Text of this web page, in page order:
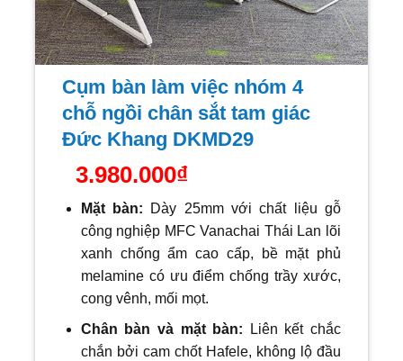
Cụm bàn làm việc nhóm 4
chỗ ngồi chân sắt tam giác
Đức Khang DKMD29
3.980.000₫
Mặt bàn: Dày 25mm vớichất liệu gỗ
công nghiệp MFC Vanachai Thái Lan lõi
xanh chống ẩm cao cấp, bề mặt phủ
melamine có ưu điểm chống trầy xước,
cong vênh, mối mọt.
Chân bàn và mặt bàn: Liên kết chắc
chắn bởi cam chốt Hafele, không lộ đầu